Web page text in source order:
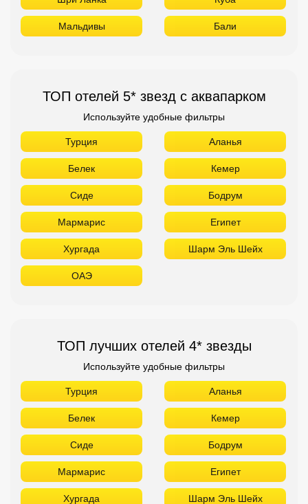
Турция Аланья
Белек
Хургада Шарм Эль Шейх
ОАЭ
ТОП лучших отелей 4* звезды
Используйте удобные фильтры
Турция
Хургада Шарм Эль Шейх
ОАЭ Абу Даби
Дубай Аджман
Шарджа Фуджейра
Таиланд Паттайя
Самуй Краби